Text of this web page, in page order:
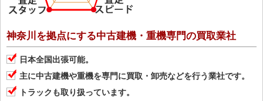
神奈川を拠点にする中古建機・重機専門の買取業社
日本全国出張可能。
主に中古建機や重機を専門に買取・卸売などを行う業社です。
トラックも取り扱っています。